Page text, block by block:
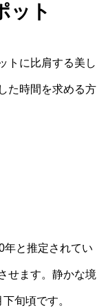
ット
トに比肩する美し
た時間を求める方
年と推定されてい
せます。静かな境
旬頃です。